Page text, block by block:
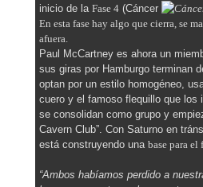
inicio de la Fase 4 (Cáncer
En esta fase hay algo que cierra, se
afuera.
Paul McCartney es ahora un
sus giras por Hamburgo terminan
optan por un estilo homogéneo,
cuero y el famoso flequillo que los
se consolidan como grupo y
Cavern Club”. Con Saturno en
está construyendo una base para el
“Ambos habíamos perdido a